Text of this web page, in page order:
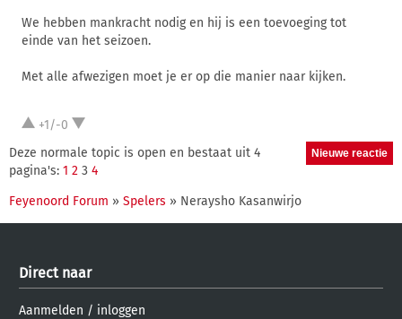
We hebben mankracht nodig en hij is een toevoeging tot
einde van het seizoen.
Met alle afwezigen moet je er op die manier naar kijken.
+1/-0
Deze normale topic is open en bestaat uit 4
pagina's: 1 2 3 4
Feyenoord Forum » Spelers » Neraysho Kasanwirjo
Direct naar
Aanmelden / inloggen